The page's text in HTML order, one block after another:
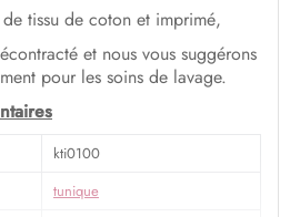
tissu de coton et imprimé,
et nous vous suggérons
pour les soins de lavage.
kti0100
tunique